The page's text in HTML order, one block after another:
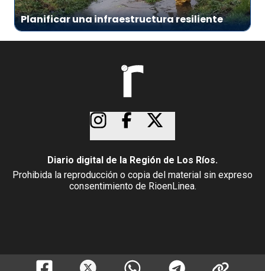
Planificar una infraestructura resiliente
Diario digital de la Región de Los Ríos.
Prohibida la reproducción o copia del material sin expreso
consentimiento de RioenLinea.